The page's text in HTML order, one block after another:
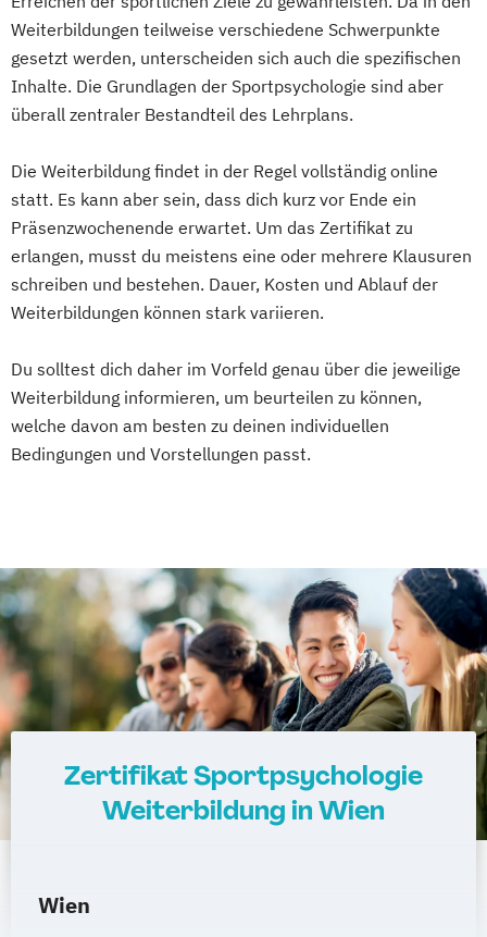
Weiterbildungen teilweise verschiedene Schwerpunkte
gesetzt werden, unterscheiden sich auch die spezifischen
Inhalte. Die Grundlagen der Sportpsychologie sind aber
überall zentraler Bestandteil des Lehrplans.
Die Weiterbildung findet in der Regel vollständig online
statt. Es kann aber sein, dass dich kurz vor Ende ein
Präsenzwochenende erwartet. Um das Zertifikat zu
erlangen, musst du meistens eine oder mehrere Klausuren
schreiben und bestehen. Dauer, Kosten und Ablauf der
Weiterbildungen können stark variieren.
Du solltest dich daher im Vorfeld genau über die jeweilige
Weiterbildung informieren, um beurteilen zu können,
welche davon am besten zu deinen individuellen
Bedingungen und Vorstellungen passt.
Zertifikat Sportpsychologie
Weiterbildung in Wien
Wien